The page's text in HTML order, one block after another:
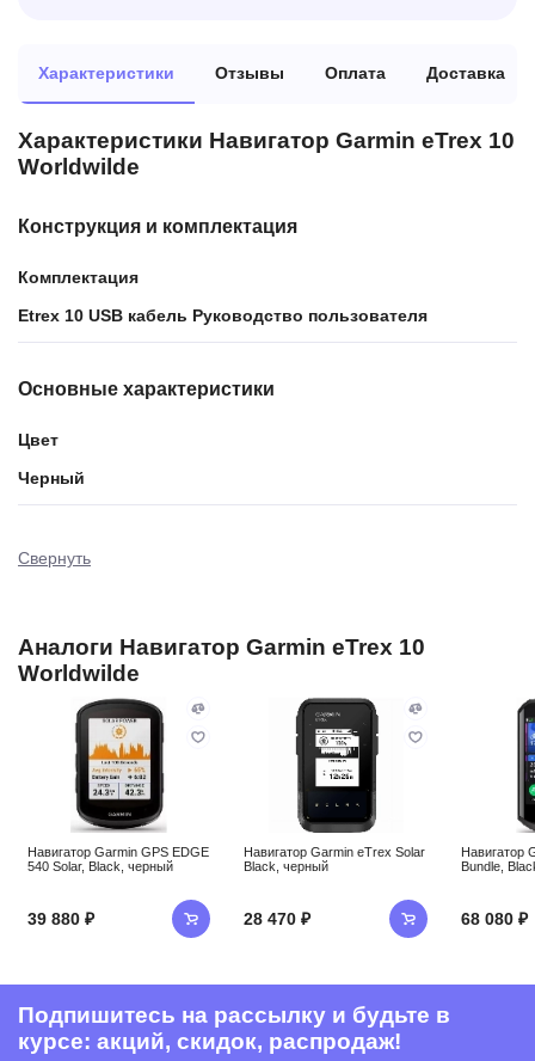
Характеристики Отзывы Оплата Доставка
Характеристики Навигатор Garmin eTrex 10
Worldwilde
Конструкция и комплектация
Комплектация
Etrex 10 USB кабель Руководство пользователя
Основные характеристики
Цвет
Черный
Свернуть
Аналоги Навигатор Garmin eTrex 10
Worldwilde
Навигатор Garmin GPS EDGE
540 Solar, Black, черный
39 880 ₽
Навигатор Garmin eTrex Solar
Black, черный
28 470 ₽
Навигатор
Bundle,
68 080 ₽
Подпишитесь на рассылку и будьте в
курсе: акций, скидок, распродаж!